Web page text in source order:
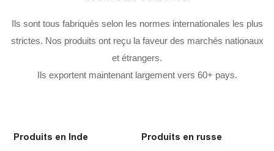
Ils sont tous fabriqués selon les normes internationales les plus
strictes. Nos produits ont reçu la faveur des marchés nationaux
et étrangers.
Ils exportent maintenant largement vers 60+ pays.
Produits en Inde Produits en russe